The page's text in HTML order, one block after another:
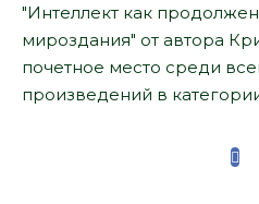
"Интеллект как
мироздания" от автора
почетное место среди
произведений в